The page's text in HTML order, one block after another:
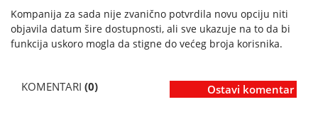
Kompanija za sada nije zvanično potvrdila novu opciju niti
objavila datum šire dostupnosti, ali sve ukazuje na to da bi
funkcija uskoro mogla da stigne do većeg broja korisnika.
KOMENTARI (0) Ostavi komentar